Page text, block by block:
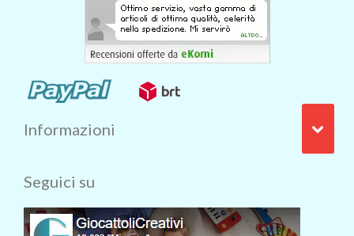
Informazioni
Seguici su